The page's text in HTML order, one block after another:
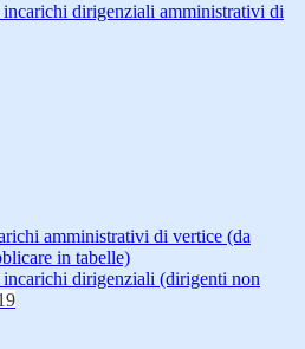
dirigenziali amministrativi di
amministrativi di vertice (da
in tabelle)
dirigenziali (dirigenti non